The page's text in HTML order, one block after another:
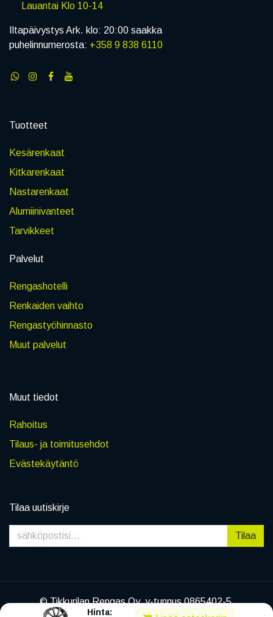
Hinta:
Lauantai Klo 10-14
Iltapäivystys Ark. klo: 20:00 saakka
puhelinnumerosta: +358 9 838 6110
Tuotteet
Kesärenkaat
Kitkarenkaat
Nastarenkaat
Alumiinivanteet
Tarvikkeet
Palvelut
Rengashotelli
Renkaiden vaihto
Rengastyöhinnasto
Muut palvelut
Muut tiedot
Rahoitus
Tilaus- ja toimitusehdot
Evästekäytäntö
Tilaa uutiskirje
Tilaa
© Tikkurilan Rengas Oy, y-tunnus 0865402-5